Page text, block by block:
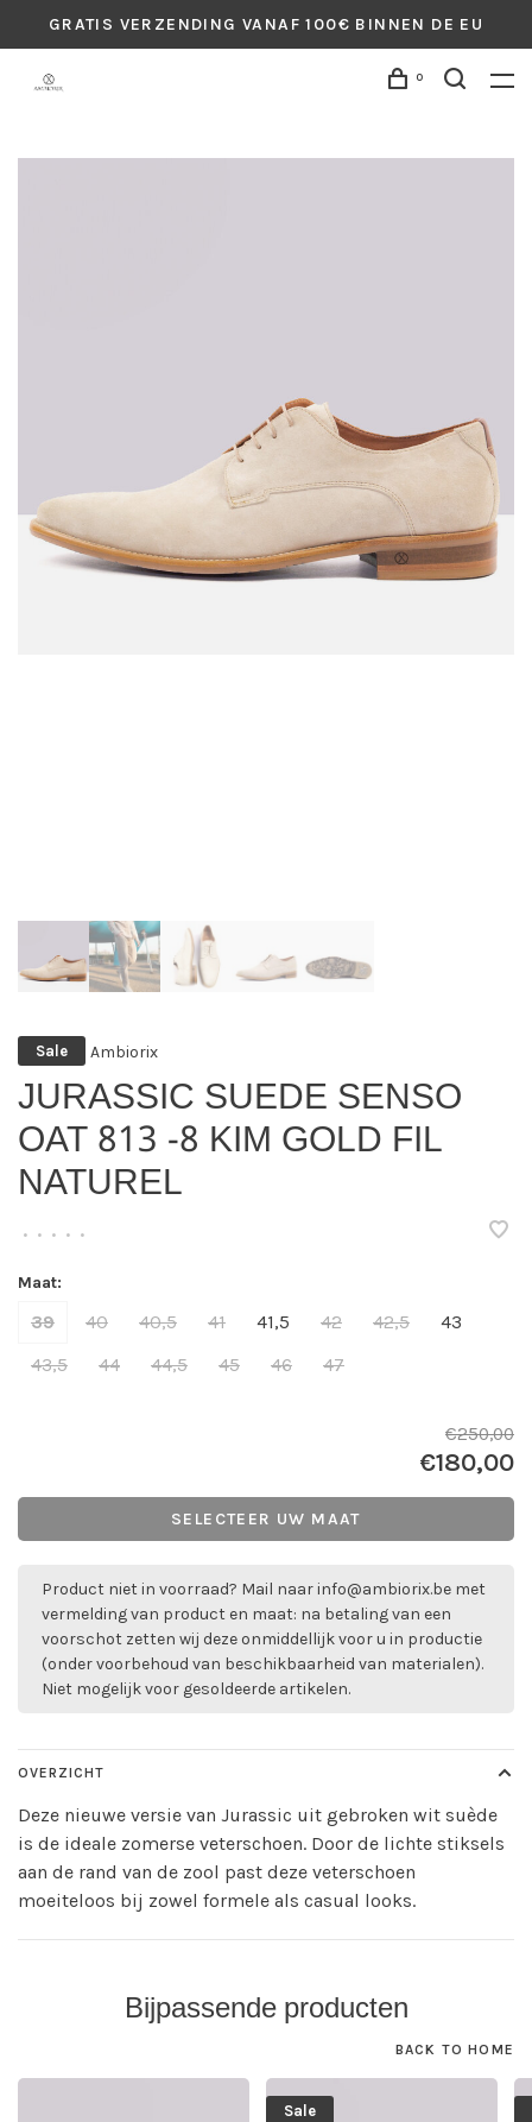
GRATIS VERZENDING VANAF 100€ BINNEN DE EU
0
Sale Ambiorix
JURASSIC SUEDE SENSO
OAT 813 -8 KIM GOLD FIL
NATUREL
• • • • •
Maat:
39 40 40,5 41 41,5 42 42,5
43
43,5
44 44,5 45 46 47
€250,00
€180,00
SELECTEER UW MAAT
Product niet in voorraad? Mail naarinfo@ambiorix.be met
vermelding van product en maat: na betaling van een
voorschot zetten wij deze onmiddellijk voor u in productie
(onder voorbehoud van beschikbaarheid van materialen).
Niet mogelijk voor gesoldeerde artikelen.
OVERZICHT
Deze nieuwe versie van Jurassic uit gebroken wit suède
is de ideale zomerse veterschoen. Door de lichte stiksels
aan de rand van de zool past deze veterschoen
moeiteloos bij zowel formele als casual looks.
Bijpassende producten
BACK TO HOME
Sale